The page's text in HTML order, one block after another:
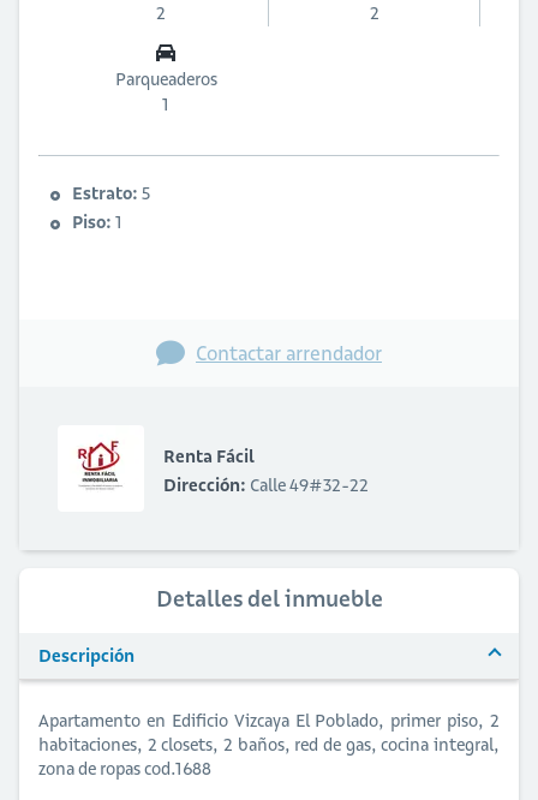
2
2
Parqueaderos
1
Estrato: 5
Piso: 1
Contactar arrendador
Renta Fácil
Dirección: Calle 49#32-22
Detalles del inmueble
Descripción
Apartamento en Edificio Vizcaya El Poblado, primer piso, 2
habitaciones, 2 closets, 2 baños, red de gas, cocina integral,
zona de ropas cod.1688